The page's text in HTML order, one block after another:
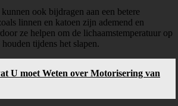
ook bijdragen aan een betere
linnen en katoen zijn ademend en
ze helpen om de lichaamstemperatuur op
tijdens het slapen.
U moet Weten over Motorisering van